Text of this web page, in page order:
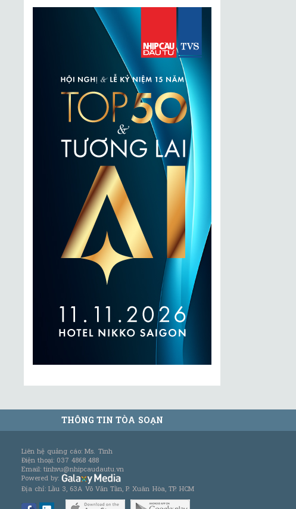
THÔNG TIN TÒA SOẠN
Liên hệ quảng cáo: Ms. Tình
Điện thoại: 037 4868 488
Email: tinhvu@nhipcaudautu.vn
Powered by:
Địa chỉ: Lầu 3, 63A Võ Văn Tần, P. Xuân Hòa, TP. HCM